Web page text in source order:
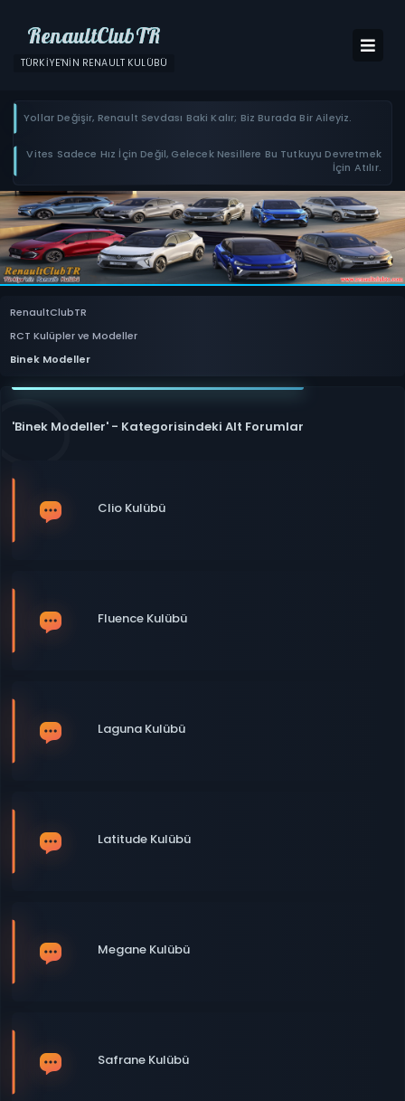
RenaultClubTR
TÜRKIYE'NIN RENAULT KULÜBÜ
Yollar Değişir, Renault Sevdası Baki Kalır; Biz Burada Bir Aileyiz.
Vites Sadece Hız İçin Değil, Gelecek Nesillere Bu Tutkuyu Devretmek
İçin Atılır.
RenaultClubTR
RCT Kulüpler ve Modeller
Binek Modeller
'Binek Modeller' - Kategorisindeki Alt Forumlar
Clio Kulübü
Fluence Kulübü
Laguna Kulübü
Latitude Kulübü
Megane Kulübü
Safrane Kulübü